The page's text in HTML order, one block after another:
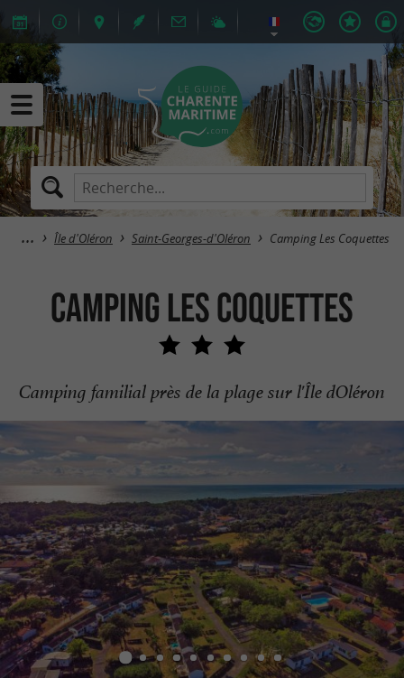
Île d'Oléron Saint-Georges-d'Oléron Camping Les Coquettes
Camping Les Coquettes
Camping familial près de la plage sur l'Île dOléron